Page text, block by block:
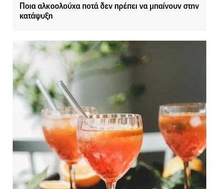
Ποια αλκοολούχα ποτά δεν πρέπει να μπαίνουν στην
κατάψυξη